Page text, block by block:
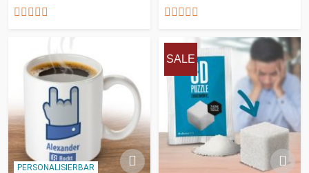
PERSONALISIERBAR
SALE